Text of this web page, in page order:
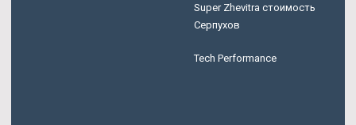
Super Zhevitra стоимость
Серпухов
Tech Performance